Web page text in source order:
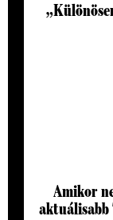
Amikor
aktuálisabb